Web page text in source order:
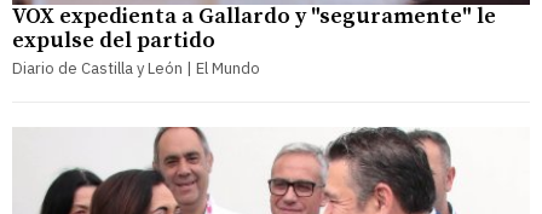
VOX expedienta a Gallardo y "seguramente" le
expulse del partido
Diario de Castilla y León | El Mundo